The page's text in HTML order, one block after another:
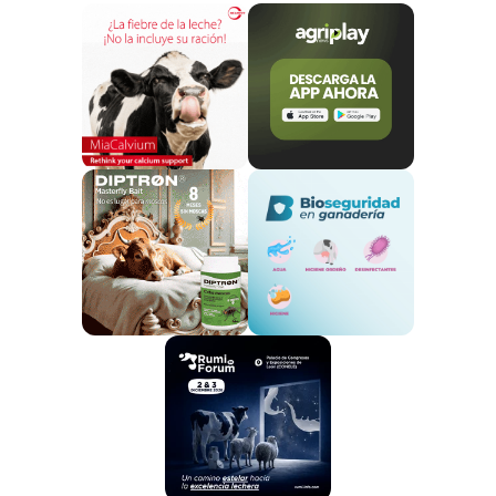
Schreiber Foods.
Asociación de Empresas Lácteas de Galicia.
Gremio de Industrias Lácteas de Cataluña y
Central Lechera de Galicia.
Los encuentros de esta semana
ahondar en la demanda judicial de ganaderos
que, tras informarse el año pasado,están en
disposición de avanzar en este proceso.
Unas2.000 granjas de toda España podrán
demandaral cártel de la leche.
ya fue sancionado por la Comisión
Nacional de los Mercados y de la Competencia
por sus prácticas con unamulta de 80,6 millones
Ahora se abre la posibilidad de que las